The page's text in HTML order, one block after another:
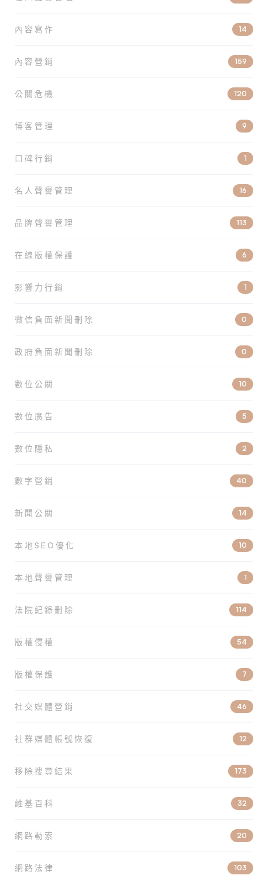
內容寫作 14
內容營銷 159
公關危機 120
博客管理 9
口碑行銷 1
名人聲譽管理 16
品牌聲譽管理 113
在線版權保護 6
影響力行銷 1
微信負面新聞刪除 0
政府負面新聞刪除 0
數位公關 10
數位廣告 5
數位隱私 2
數字營銷 40
新聞公關 14
本地SEO優化 10
本地聲譽管理 1
法院紀錄刪除 114
版權侵權 54
版權保護 7
社交媒體營銷 46
社群媒體帳號恢復 12
移除搜尋結果 173
維基百科 32
網路勒索 20
網路法律 103